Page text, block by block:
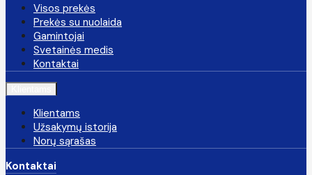
Visos prekės
Prekės su nuolaida
Gamintojai
Svetainės medis
Kontaktai
Klientams
Užsakymų istorija
Norų sąrašas
Kontaktai